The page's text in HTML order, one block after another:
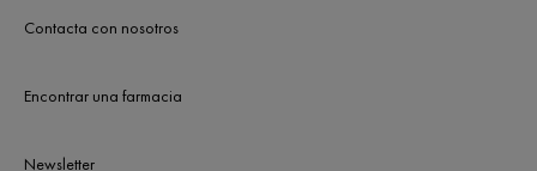
Contacta con nosotros
Encontrar una farmacia
Newsletter